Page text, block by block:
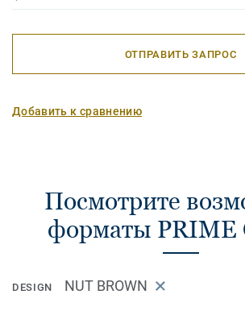
ОТПРАВИТЬ ЗАПРОС
Добавить к сравнению
Посмотрите
форматы PRIME
DESIGN NUT BROWN